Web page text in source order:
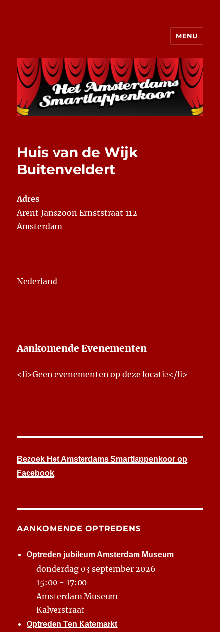
Het Amsterdams Smartlappenkoor
MENU
Huis van de Wijk
Buitenveldert
Adres
Arent Janszoon Ernststraat 112
Amsterdam
Nederland
Aankomende Evenementen
<li>Geen evenementen op deze locatie</li>
Bezoek Het Amsterdams Smartlappenkoor op
Facebook
AANKOMENDE OPTREDENS
Optreden jubileum Amsterdam Museum
donderdag 03 september 2026
15:00 - 17:00
Amsterdam Museum
Kalverstraat
Optreden Ten Katemarkt